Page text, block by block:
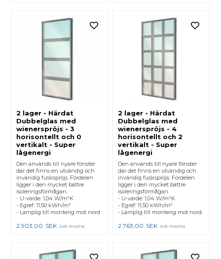
2 lager - Härdat
Dubbelglas med
wienerspröjs - 3
horisontellt och 0
vertikalt - Super
lågenergi
Den används till nyare fönster
där det finns en utvändig och
invändig fuskspröjs. Fördelen
ligger i den mycket bättre
isoleringsförmågan.
- U-värde: 1,04 W/m²K
- Egref: 11,50 kWh/m²
- Lämplig till monterig mot nord
2.903,00 SEK ink moms
2 lager - Härdat
Dubbelglas med
wienerspröjs - 4
horisontellt och 2
vertikalt - Super
lågenergi
Den används till nyare fönster
där det finns en utvändig och
invändig fuskspröjs. Fördelen
ligger i den mycket bättre
isoleringsförmågan.
- U-värde: 1,04 W/m²K
- Egref: 11,50 kWh/m²
- Lämplig till monterig mot nord
2.763,00 SEK ink moms